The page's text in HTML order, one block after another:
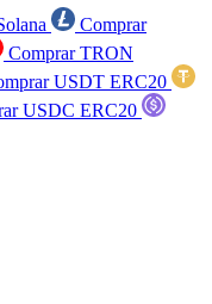
Comprar
Comprar TRON
USDT ERC20
USDC ERC20